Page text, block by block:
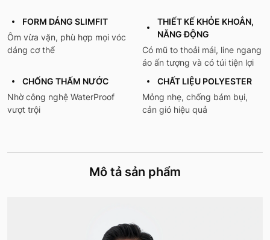
FORM DÁNG SLIMFIT
Ôm vừa vặn, phù hợp mọi vóc
dáng cơ thể
THIẾT KẾ KHỎE KHOẮN,
NĂNG ĐỘNG
Có mũ to thoải mái, line ngang
áo ấn tượng và có túi tiện lợi
CHỐNG THẤM NƯỚC
Nhờ công nghệ WaterProof
vượt trội
CHẤT LIỆU POLYESTER
Mỏng nhẹ, chống bám bụi,
cản gió hiệu quả
Mô tả sản phẩm